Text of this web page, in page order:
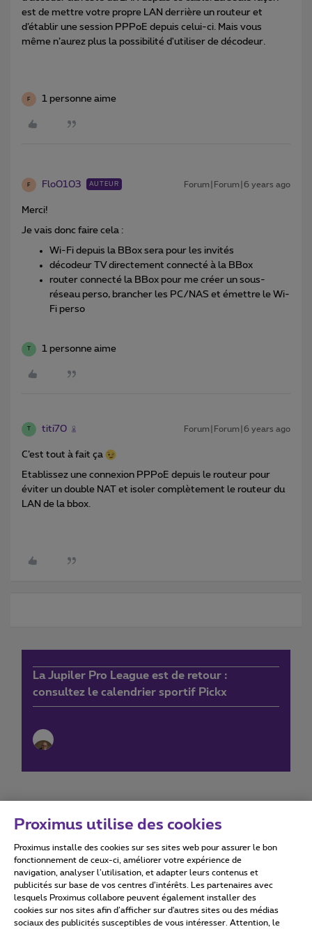
est de mettre votre propre LAN derrière un routeur et
d’établir une session PPPoE depuis celui-ci. Mais vous
même n’aurez plus la possibilité d'utiliser de décodeur.
F 1 personne aime
F Flo0103 AUTEUR Forum|Forum|6 years ago
Merci!
Je vais donc faire cela :
Wi-Fi depuis la BBox sera pour les invités
décodeur TV directement connecté à la BBox
router connecté la BBox pour me créer un sous-
réseau perso, brancher les PC/NAS et émettre le Wi-
Fi perso
1 personne aime
titi70 Forum|Forum|6 years ago
C’est tout à fait ça
Etablissez une connexion PPPoE depuis le routeur pour
éviter un double NAT et isoler complètement le routeur du
LAN de la bbox.
La Jupiler Pro League est de retour :
consultez le calendrier sportif Pickx
Conditions d'utilisation Accessibility statement
Proximus utilise des cookies
Proximus installe des cookies sur ses sites web pour assurer le bon
fonctionnement de ceux-ci, améliorer votre expérience de
navigation, analyser l’utilisation, et adapter leurs contenus et
publicités sur base de vos centres d’intérêts. Les partenaires avec
lesquels Proximus collabore peuvent également installer des
cookies sur nos sites afin d’afficher sur d'autres sites ou des médias
sociaux des publicités susceptibles de vous intéresser. Attention, le